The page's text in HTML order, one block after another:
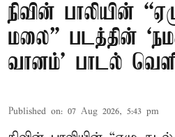
நிவின் பாலியின்
மலை” படத்தின்
வானம்’ பாடல்
Published on: 07 Aug 2026, 5:43 pm